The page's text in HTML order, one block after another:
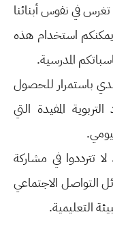
في نفوس أبنائنا
يمكنكم استخدام هذه
المدرسية.
باستمرار للحصول
المفيدة التي
تترددوا في مشاركة
التواصل الاجتماعي
التعليمية.